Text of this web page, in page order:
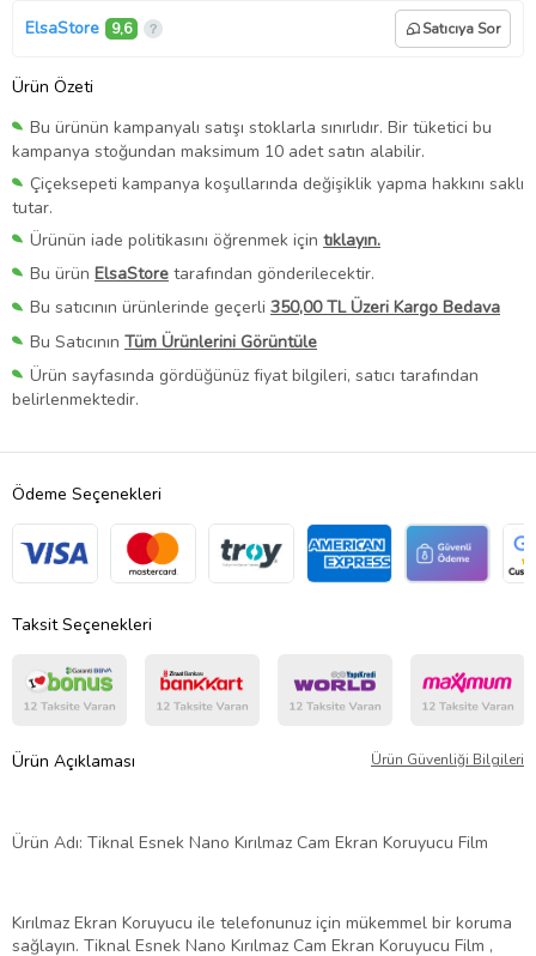
ElsaStore 9,6 Satıcıya Sor
Ürün Özeti
Bu ürünün kampanyalı satışı stoklarla sınırlıdır. Bir tüketici bu
kampanya stoğundan maksimum 10 adet satın alabilir.
Çiçeksepeti kampanya koşullarında değişiklik yapma hakkını saklı
tutar.
Ürünün iade politikasını öğrenmek için tıklayın.
Bu ürün ElsaStore tarafından gönderilecektir.
Bu satıcının ürünlerinde geçerli 350,00 TL Üzeri Kargo Bedava
Bu Satıcının Tüm Ürünlerini Görüntüle
Ürün sayfasında gördüğünüz fiyat bilgileri, satıcı tarafından
belirlenmektedir.
Ödeme Seçenekleri
Taksit Seçenekleri
Ürün Açıklaması Ürün Güvenliği Bilgileri
Ürün Adı: Tiknal Esnek Nano Kırılmaz Cam Ekran Koruyucu Film
Kırılmaz Ekran Koruyucu ile telefonunuz için mükemmel bir koruma
sağlayın. Tiknal Esnek Nano Kırılmaz Cam Ekran Koruyucu Film ,